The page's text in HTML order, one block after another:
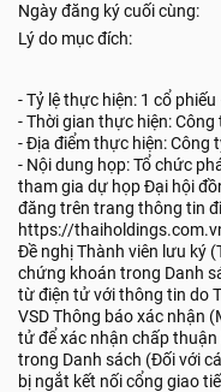
Ngày đăng ký cuối cùng:
Lý do mục đích:
- Tỷ lệ thực hiện: 1 cổ
- Thời gian thực hiện:
- Địa điểm thực hiện: Công
- Nội dung họp: Tổ chức
tham gia dự họp Đại hội
đăng trên trang thông tin
https://
Đề nghị Thành viên lưu ký
chứng khoán trong Danh
từ điện tử với thông tin do
VSD Thông báo xác nhận
tử để xác nhận chấp
trong Danh sách (Đối với
bị ngắt kết nối cổng giao